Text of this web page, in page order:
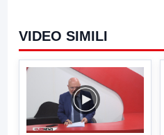
VIDEO SIMILI